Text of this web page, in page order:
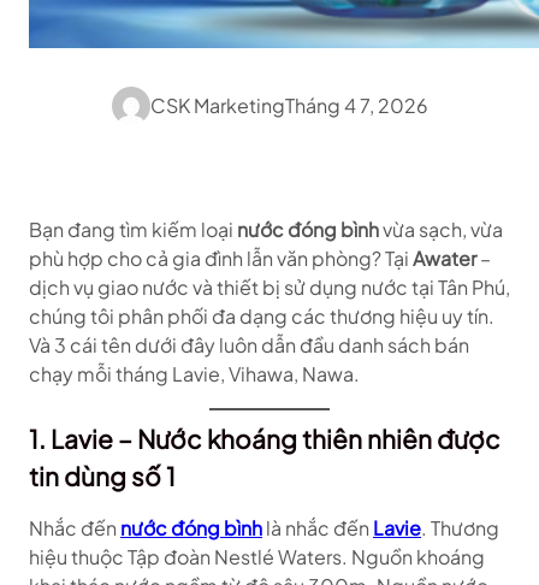
CSK MarketingTháng 4 7, 2026
Bạn đang tìm kiếm loại nước đóng bìnhvừa sạch, vừa
phù hợp cho cả gia đình lẫn văn phòng? TạiAwater–
dịch vụ giao nước và thiết bị sử dụng nước tại Tân Phú,
chúng tôi phân phối đa dạng các thương hiệu uy tín.
Và 3 cái tên dưới đây luôn dẫn đầu danh sách bán
chạy mỗi tháng Lavie, Vihawa, Nawa.
1. Lavie – Nước khoáng thiên nhiên được
tin dùng số 1
Nhắc đến nước đóng bìnhlà nhắc đến Lavie. Thương
hiệu thuộc Tập đoàn Nestlé Waters. Nguồn khoáng